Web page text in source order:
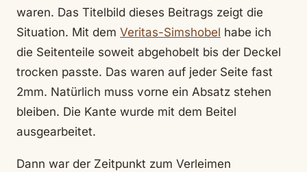
waren. Das Titelbild dieses Beitrags zeigt die
Situation. Mit dem Veritas-Simshobel habe ich
die Seitenteile soweit abgehobelt bis der Deckel
trocken passte. Das waren auf jeder Seite fast
2mm. Natürlich muss vorne ein Absatz stehen
bleiben. Die Kante wurde mit dem Beitel
ausgearbeitet.
Dann war der Zeitpunkt zum Verleimen